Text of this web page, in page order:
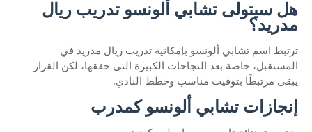
هل سيتولى تشابي ألونسو تدريب ريال
مدريد؟
ترتبط اسم تشابي ألونسو بإمكانية تدريب ريال مدريد في
المستقبل، خاصة بعد النجاحات الكبيرة التي حققها، لكن القرار
يبقى مرتبطًا بتوقيت مناسب وخطط النادي.
إنجازات تشابي ألونسو كمدرب